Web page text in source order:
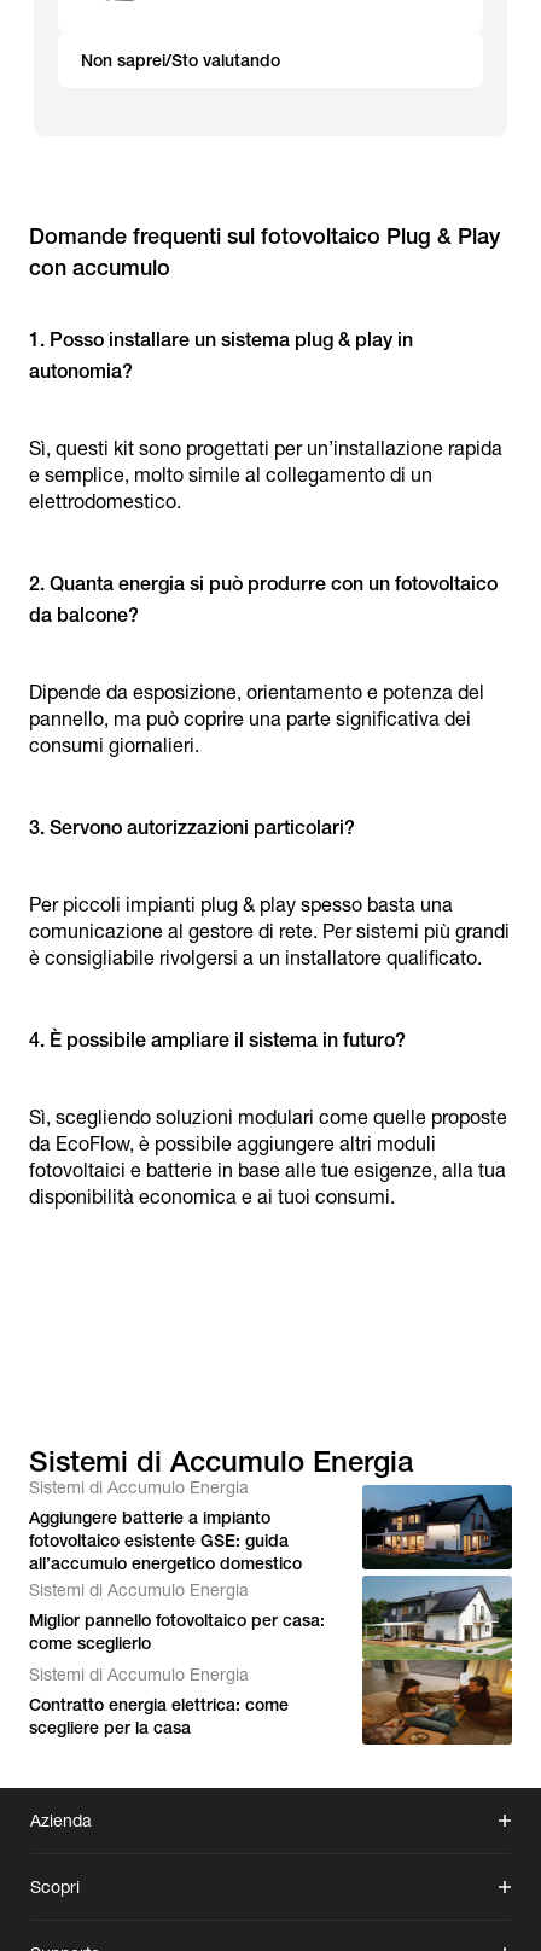
Non saprei/Sto valutando
Domande frequenti sul fotovoltaico Plug & Play
1. Posso installare un sistema plug & play in
Sì, questi kit sono progettati per un’installazione rapida
e semplice, molto simile al collegamento di un
elettrodomestico.
2. Quanta energia si può produrre con un fotovoltaico
Dipende da esposizione, orientamento e potenza del
pannello, ma può coprire una parte significativa dei
consumi giornalieri.
Per piccoli impianti plug & play spesso basta una
comunicazione al gestore di rete. Per sistemi più grandi
è consigliabile rivolgersi a un installatore qualificato.
Sì, scegliendo soluzioni modulari come quelle proposte
da EcoFlow, è possibile aggiungere altri moduli
fotovoltaici e batterie in base alle tue esigenze, alla tua
disponibilità economica e ai tuoi consumi.
Sistemi di Accumulo Energia
Sistemi di Accumulo Energia
Aggiungere batterie a impianto
fotovoltaico esistente GSE: guida
all’accumulo energetico domestico
Sistemi di Accumulo Energia
Miglior pannello fotovoltaico per casa:
come sceglierlo
Sistemi di Accumulo Energia
Contratto energia elettrica: come
scegliere per la casa
Azienda
Scopri